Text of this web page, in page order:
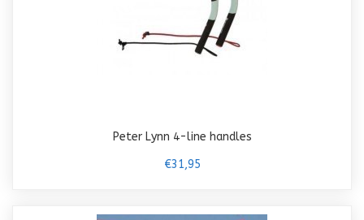
Peter Lynn 4-line handles
€31,95